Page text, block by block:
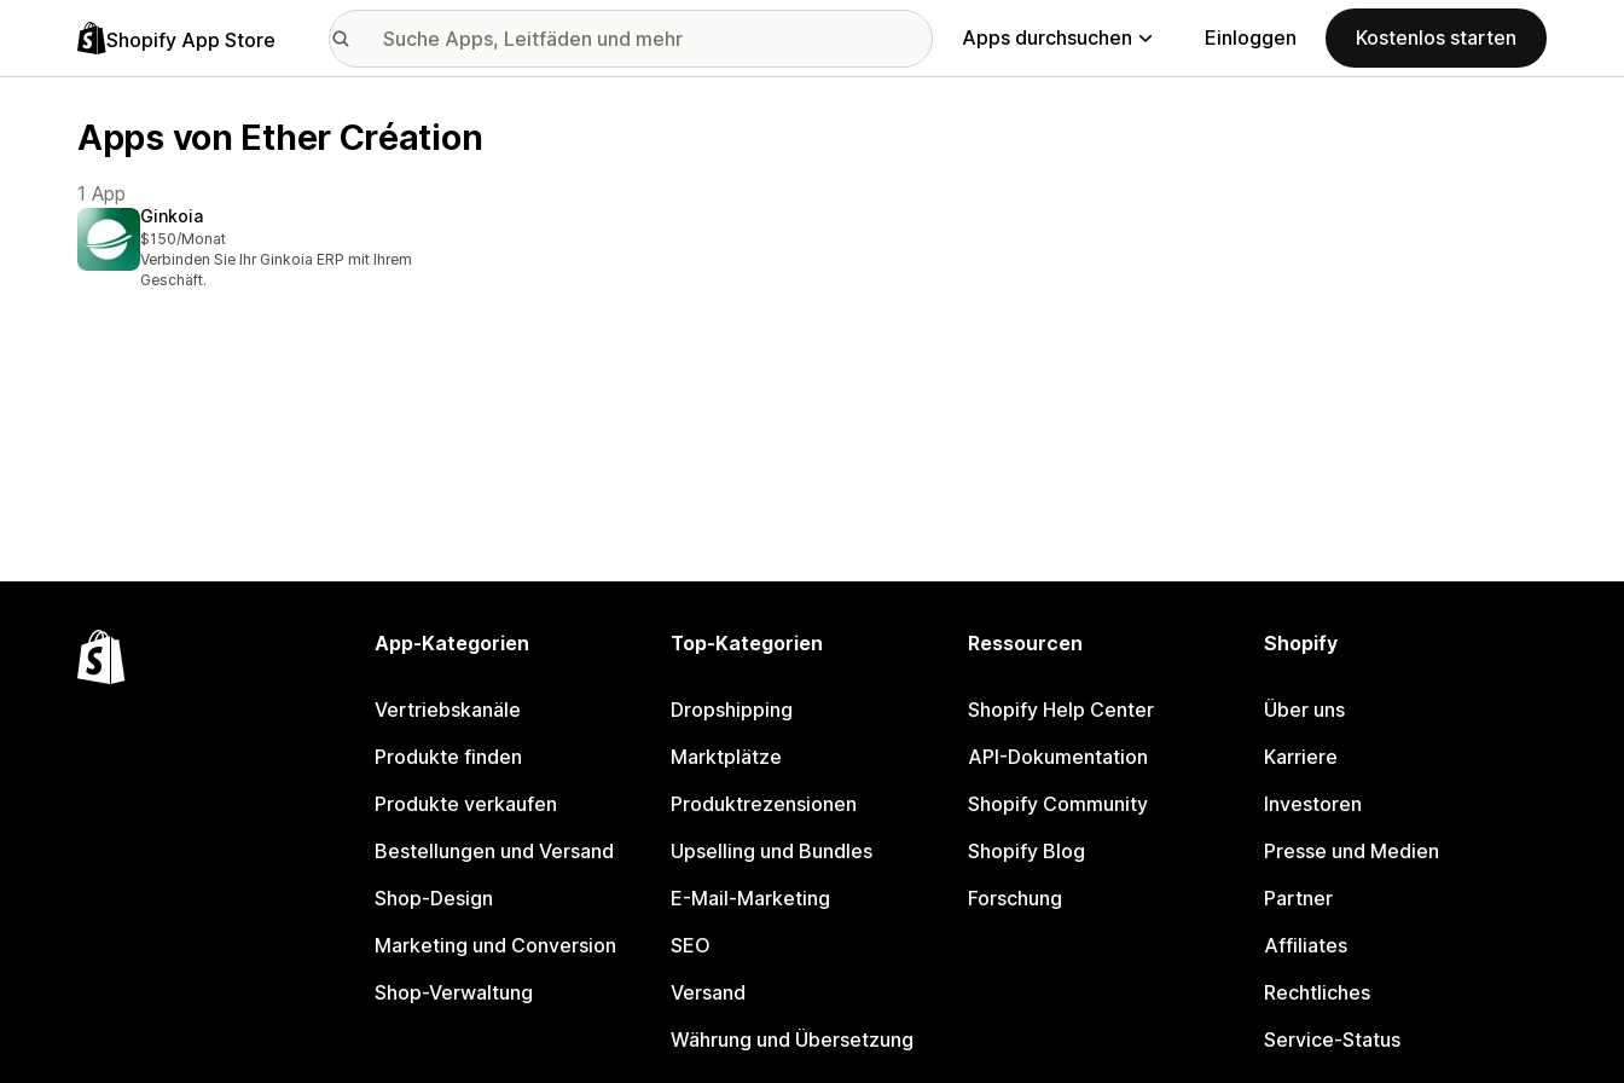
Shopify App Store Apps durchsuchen Einloggen Kostenlos starten
Apps von Ether Création
1 App
Ginkoia
$150/Monat
Verbinden Sie Ihr Ginkoia ERP mit Ihrem
Geschäft.
App-Kategorien
Vertriebskanäle
Produkte finden
Produkte verkaufen
Bestellungen und Versand
Shop-Design
Marketing und Conversion
Shop-Verwaltung
Top-Kategorien
Dropshipping
Marktplätze
Produktrezensionen
Upselling und Bundles
E-Mail-Marketing
SEO
Versand
Währung und Übersetzung
Ressourcen
Shopify Help Center
API-Dokumentation
Shopify Community
Shopify Blog
Forschung
Shopify
Über uns
Karriere
Investoren
Presse und Medien
Partner
Affiliates
Rechtliches
Service-Status